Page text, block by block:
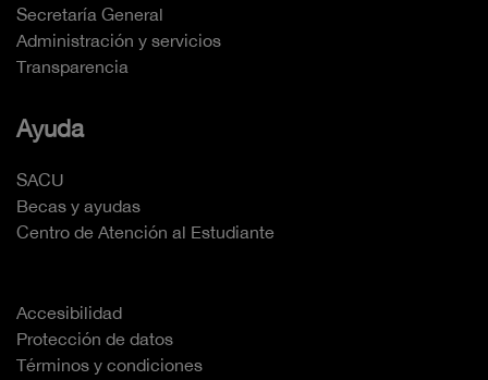
Secretaría General
Administración y servicios
Transparencia
Ayuda
SACU
Becas y ayudas
Centro de Atención al Estudiante
Accesibilidad
Protección de datos
Términos y condiciones